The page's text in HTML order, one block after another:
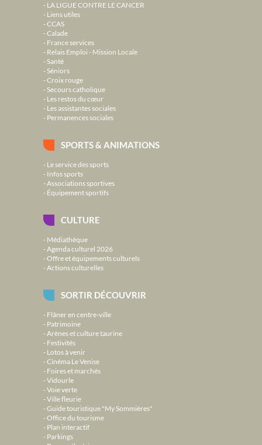
LA LIGUE CONTRE LE CANCER
Liens utiles
CCAS
Calade
France services
Relais Emploi - Mission Locale
Santé
Séniors
Croix rouge
Secours catholique
Les restos du cœur
Les assistantes sociales
Permanences sociales
SPORTS & ANIMATIONS
Le service des sports
Infos sports
Associations sportives
Équipement sportifs
CULTURE
Médiathèque
Agenda culturel 2026
Offre et équipements culturels
Actions culturelles
SORTIR DÉCOUVRIR
Flâner en centre-ville
Patrimoine
Arènes et culture taurine
Festivités
Lotos à venir
Cinéma Le Venise
Foires et marchés
Vidourle
Voie verte
Ville fleurie
Guide touristique "My Sommières"
Office du tourisme
Plan interactif
Parkings